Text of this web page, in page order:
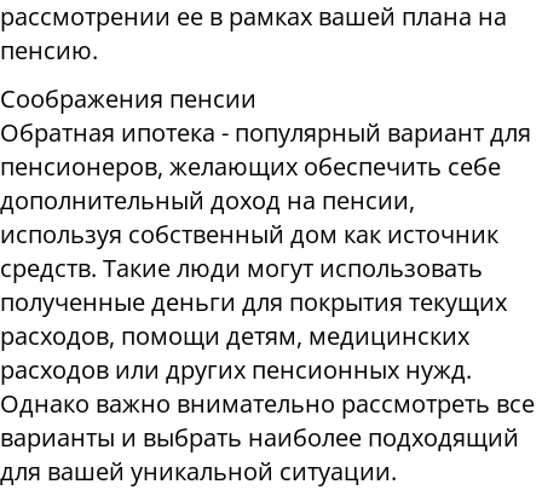
рассмотрении ее в рамках вашей плана на
пенсию.
Соображения пенсии
Обратная ипотека - популярный вариант для
пенсионеров, желающих обеспечить себе
дополнительный доход на пенсии,
используя собственный дом как источник
средств. Такие люди могут использовать
полученные деньги для покрытия текущих
расходов, помощи детям, медицинских
расходов или других пенсионных нужд.
Однако важно внимательно рассмотреть все
варианты и выбрать наиболее подходящий
для вашей уникальной ситуации.